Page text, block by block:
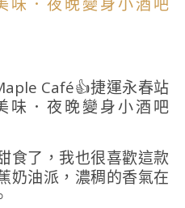
食了，我也很喜歡這款
奶油派，濃稠的香氣在